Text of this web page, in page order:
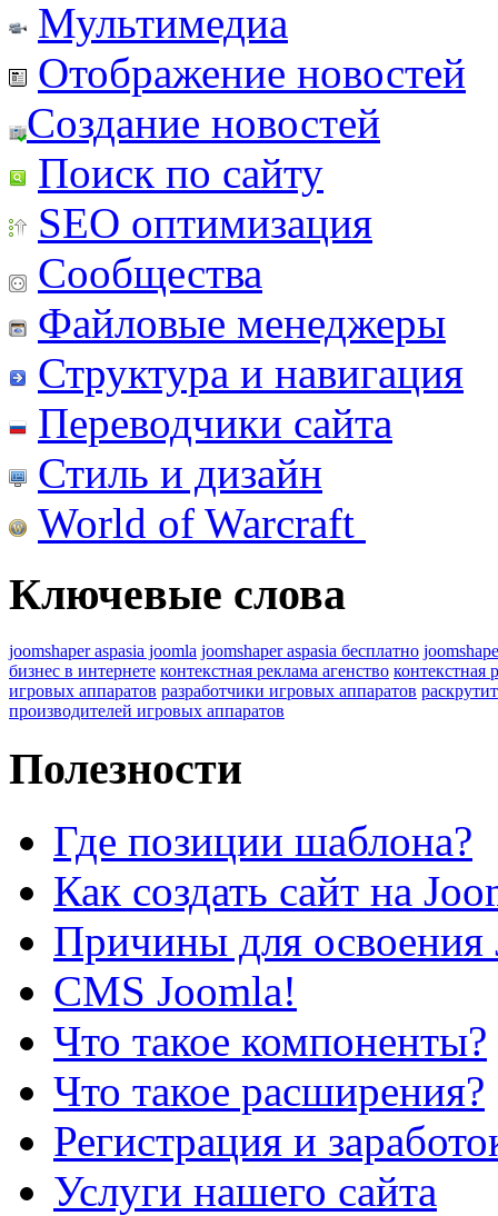
Мультимедиа
Отображение новостей
Создание новостей
Поиск по сайту
SEO оптимизация
Сообщества
Файловые менеджеры
Структура и навигация
Переводчики сайта
Стиль и дизайн
World of Warcraft
Ключевые слова
joomshaper aspasia joomla joomshaper aspasia бесплатно
бизнес в интернете контекстная реклама агенство контекстная
игровых аппаратов разработчики игровых аппаратов
производителей игровых аппаратов
Полезности
Где позиции шаблона?
Как создать сайт на
Причины для освоения
CMS Joomla!
Что такое компоненты?
Что такое расширения?
Регистрация и
Услуги нашего сайта